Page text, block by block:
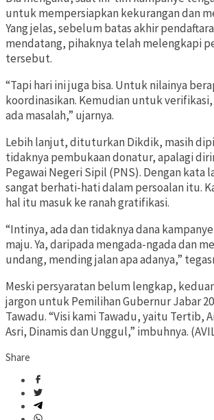
untuk mempersiapkan kekurangan dan
Yang jelas, sebelum batas akhir
mendatang, pihaknya telah melengkapi
tersebut.
“Tapi hari ini juga bisa. Untuk nilainya
koordinasikan. Kemudian untuk
ada masalah,” ujarnya.
Lebih lanjut, dituturkan Dikdik, masih
tidaknya pembukaan donatur, apalagi
Pegawai Negeri Sipil (PNS). Dengan kata
sangat berhati-hati dalam persoalan itu.
hal itu masuk ke ranah gratifikasi.
“Intinya, ada dan tidaknya dana
maju. Ya, daripada mengada-ngada dan
undang, mending jalan apa adanya,”
Meski persyaratan belum lengkap,
jargon untuk Pemilihan Gubernur Jabar
Tawadu. “Visi kami Tawadu, yaitu Tertib,
Asri, Dinamis dan Unggul,” imbuhnya.
Share